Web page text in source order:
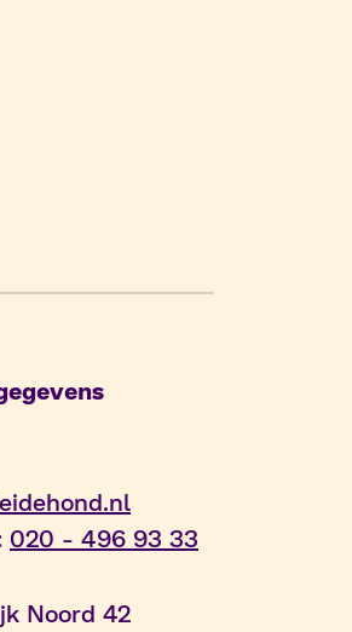
020 - 496 93 33
Noord 42